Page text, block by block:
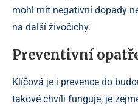
mohl mít negativní dopady
na další živočichy.
Preventivní
Klíčová je i prevence do
takové chvíli funguje, je